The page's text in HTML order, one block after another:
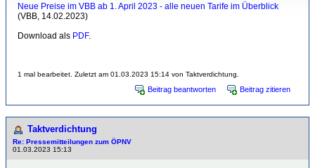
Neue Preise im VBB ab 1. April 2023 - alle neuen Tarife im Überblick
(VBB, 14.02.2023)
Download als PDF.
1 mal bearbeitet. Zuletzt am 01.03.2023 15:14 von Taktverdichtung.
Beitrag beantworten Beitrag zitieren
Taktverdichtung
Re: Pressemitteilungen zum ÖPNV
01.03.2023 15:13